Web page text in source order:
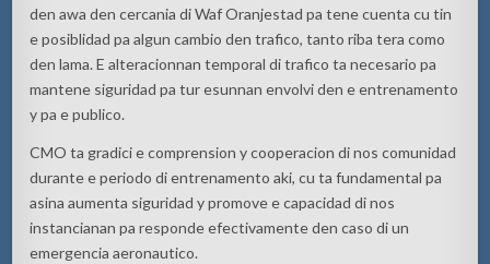
den awa den cercania di Waf Oranjestad pa tene cuenta cu tin
e posiblidad pa algun cambio den trafico, tanto riba tera como
den lama. E alteracionnan temporal di trafico ta necesario pa
mantene siguridad pa tur esunnan envolvi den e entrenamento
y pa e publico.
CMO ta gradici e comprension y cooperacion di nos comunidad
durante e periodo di entrenamento aki, cu ta fundamental pa
asina aumenta siguridad y promove e capacidad di nos
instancianan pa responde efectivamente den caso di un
emergencia aeronautico.